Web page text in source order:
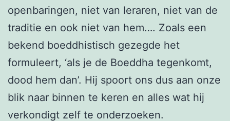
openbaringen, niet van leraren, niet van de
traditie en ook niet van hem…. Zoals een
bekend boeddhistisch gezegde het
formuleert, ‘als je de Boeddha tegenkomt,
dood hem dan’. Hij spoort ons dus aan onze
blik naar binnen te keren en alles wat hij
verkondigt zelf te onderzoeken.